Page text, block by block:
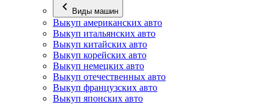
Виды машин
Выкуп американских авто
Выкуп итальянских авто
Выкуп китайских авто
Выкуп корейских авто
Выкуп немецких авто
Выкуп отечественных авто
Выкуп французских авто
Выкуп японских авто